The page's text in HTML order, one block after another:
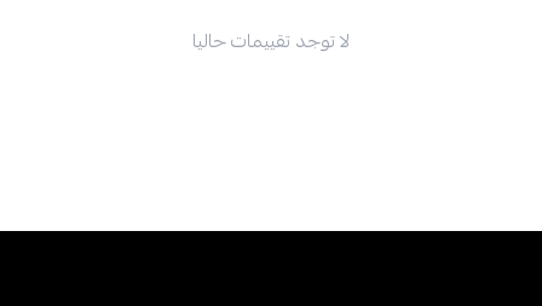
لا توجد تقييمات حاليا